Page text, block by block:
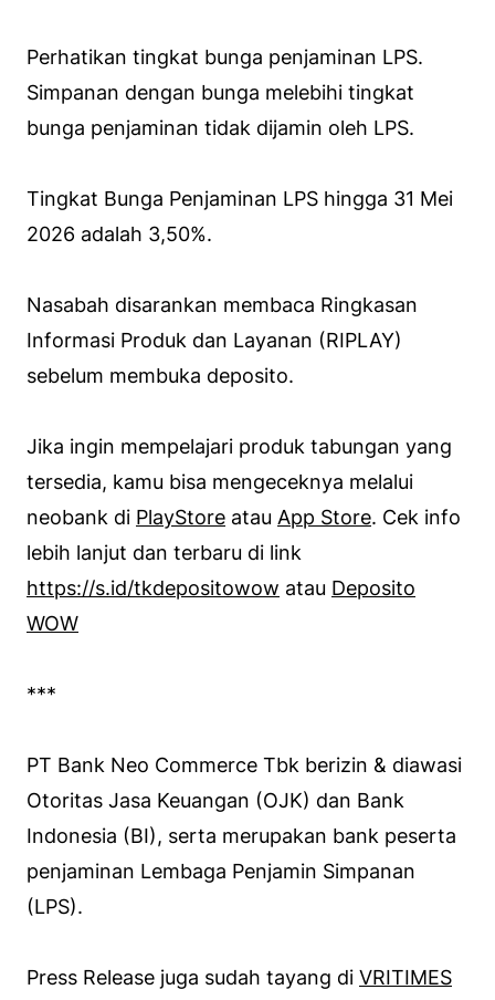
Perhatikan tingkat bunga penjaminan LPS.
Simpanan dengan bunga melebihi tingkat
bunga penjaminan tidak dijamin oleh LPS.
Tingkat Bunga Penjaminan LPS hingga 31 Mei
2026 adalah 3,50%.
Nasabah disarankan membaca Ringkasan
Informasi Produk dan Layanan (RIPLAY)
sebelum membuka deposito.
Jika ingin mempelajari produk tabungan yang
tersedia, kamu bisa mengeceknya melalui
neobank di PlayStore atau App Store. Cek info
lebih lanjut dan terbaru di link
https://s.id/tkdepositowow atau Deposito
WOW
***
PT Bank Neo Commerce Tbk berizin & diawasi
Otoritas Jasa Keuangan (OJK) dan Bank
Indonesia (BI), serta merupakan bank peserta
penjaminan Lembaga Penjamin Simpanan
(LPS).⁣
Press Release juga sudah tayang di VRITIMES